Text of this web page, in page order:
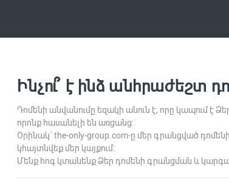
Ինչու՞ է ինձ անհրաժեշտ
Դոմենի անվանումը եզակի անուն է, որը կապում է
որոնք հասանելի են առցանց:
Օրինակ` the-only-group.com-ը մեր գրանցված
կհայտնվեք մեր կայքում:
Մենք հոգ կտանենք Ձեր դոմենի գրանցման և